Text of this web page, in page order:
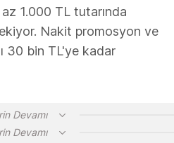
1.000 TL tutarında
Nakit promosyon ve
30 bin TL'ye kadar
Devamı
Devamı